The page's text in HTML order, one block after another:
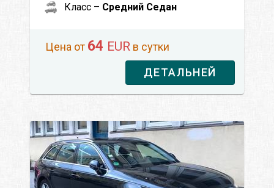
Класс – Средний Седан
Цена от 64 EUR в сутки
ДЕТАЛЬНЕЙ